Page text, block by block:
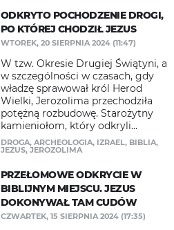
ODKRYTO POCHODZENIE DROGI,
PO KTÓREJ CHODZIŁ JEZUS
WTOREK, 20 SIERPNIA 2024 (11:47)
W tzw. Okresie Drugiej Świątyni, a
w szczególności w czasach, gdy
władzę sprawował król Herod
Wielki, Jerozolima przechodziła
potężną rozbudowę. Starożytny
kamieniołom, który odkryli...
DROGA, ARCHEOLOGIA, IZRAEL, BIBLIA,
JEZUS, JEROZOLIMA
PRZEŁOMOWE ODKRYCIE W
BIBLIJNYM MIEJSCU. JEZUS
DOKONYWAŁ TAM CUDÓW
CZWARTEK, 15 SIERPNIA 2024 (17:35)